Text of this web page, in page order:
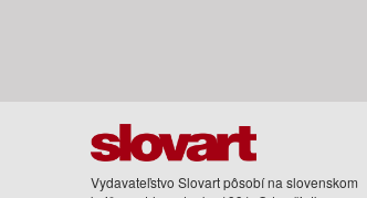
Vydavateľstvo Slovart pôsobí na slovenskom